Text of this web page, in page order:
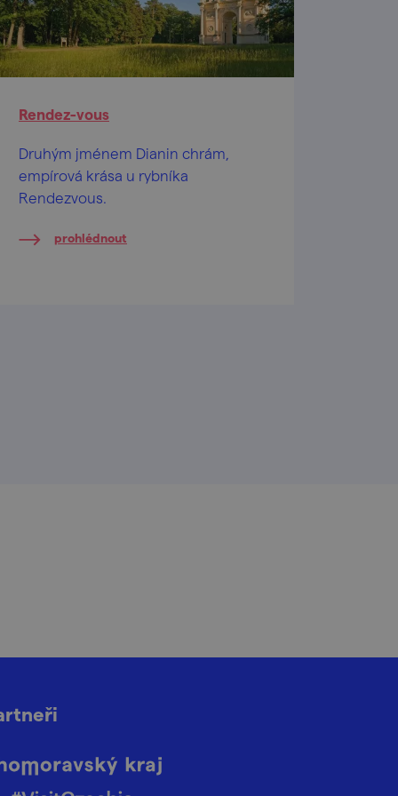
Rendez-vous
Druhým jménem Dianin chrám,
empírová krása u rybníka
Rendezvous.
prohlédnout